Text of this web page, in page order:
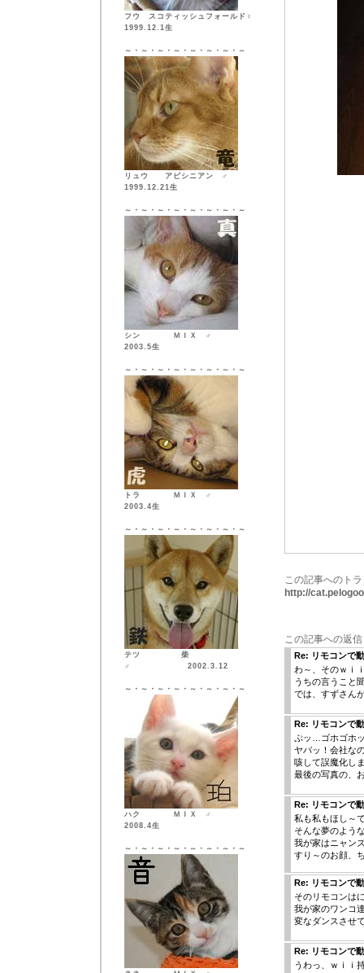
フウ スコティッシュフォールド♀
1999.12.1生
～・～・～・～・～・～・～・～
リュウ アビシニアン ♂
1999.12.21生
～・～・～・～・～・～・～・～
シン ＭＩＸ ♂
2003.5生
～・～・～・～・～・～・～・～
トラ ＭＩＸ ♂
2003.4生
～・～・～・～・～・～・～・～
テツ 柴
♂ 2002.3.12
～・～・～・～・～・～・～・～
ハク ＭＩＸ ♂
2008.4生
～・～・～・～・～・～・～・～
この記事へのト
http://
この記事への返信
Re: リモコンで
わ～、そのｗｉ
うちの言うこと
では、すずさん
Re: リモコンで
ぷッ…ゴホゴホ
ヤバッ！会社な
咳して誤魔化し
最後の写真の、
Re: リモコンで
私も私もほし～
そんな夢のよう
我が家はニャン
すり～のお顔、
Re: リモコンで
そのリモコンは
我が家のワンコ
変なダンスさせ
Re: リモコンで
うわっ、ｗｉｉ